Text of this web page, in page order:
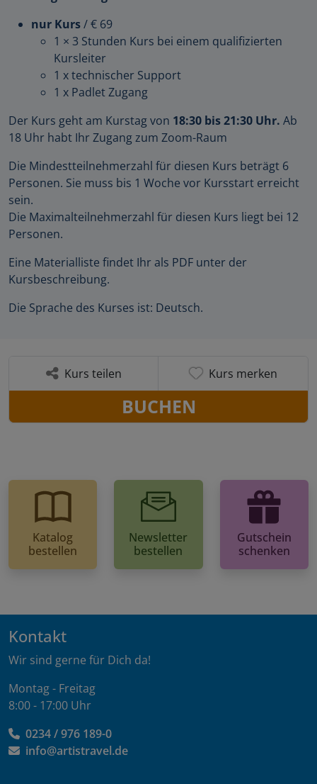
nur Kurs/ € 69
1 × 3 Stunden Kurs bei einem qualifizierten
Kursleiter
1 x technischer Support
1 x Padlet Zugang
Der Kurs geht am Kurstag von 18:30 bis 21:30 Uhr. Ab
18 Uhr habt Ihr Zugang zum Zoom-Raum
Die Mindestteilnehmerzahl für diesen Kurs beträgt 6
Personen. Sie muss bis 1 Woche vor Kursstart erreicht
sein.
Die Maximalteilnehmerzahl für diesen Kurs liegt bei 12
Personen.
Eine Materialliste findet Ihr als PDF unter der
Kursbeschreibung.
Die Sprache des Kurses ist: Deutsch.
Kurs teilen Kurs merken
BUCHEN
Katalog
bestellen
Newsletter
bestellen
Gutschein
schenken
Kontakt
Wir sind gerne für Dich da!
Montag - Freitag
8:00 - 17:00 Uhr
0234 / 976 189-0
info@artistravel.de